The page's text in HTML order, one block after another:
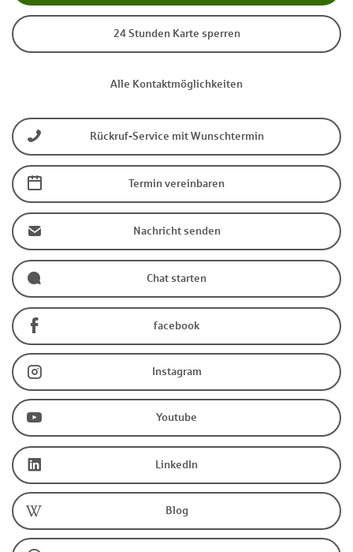
24 Stunden Karte sperren
Alle Kontaktmöglichkeiten
Rückruf-Service mit Wunschtermin
Termin vereinbaren
Nachricht senden
Chat starten
facebook
Instagram
Youtube
LinkedIn
Blog